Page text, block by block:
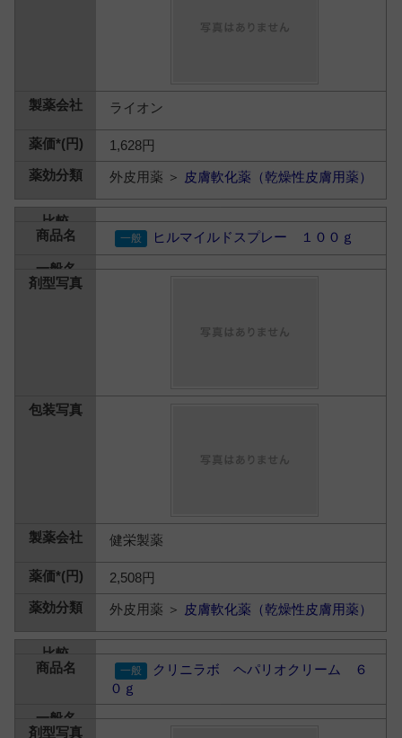
ライオン
1,628円
外皮用薬 ＞ 皮膚軟化薬（乾燥性皮膚用薬）
ヒルマイルドスプレー １００ｇ
健栄製薬
2,508円
外皮用薬 ＞ 皮膚軟化薬（乾燥性皮膚用薬）
クリニラボ ヘパリオクリーム ６
０ｇ